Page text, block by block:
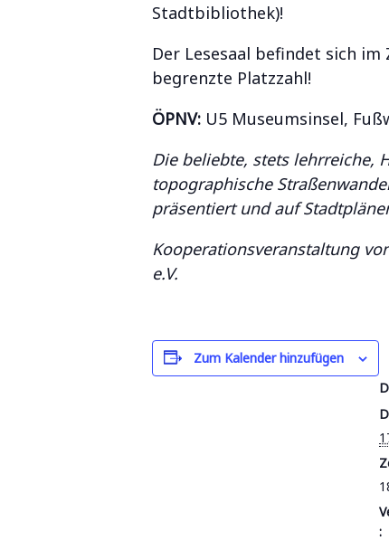
Stadtbibliothek)!
Der Lesesaal befindet sich
begrenzte Platzzahl!
ÖPNV: U5 Museumsinsel,
Die beliebte, stets lehrreiche,
topographische
präsentiert und auf
Kooperationsveranstaltung
e.V.
Zum Kalender hinzufügen
: